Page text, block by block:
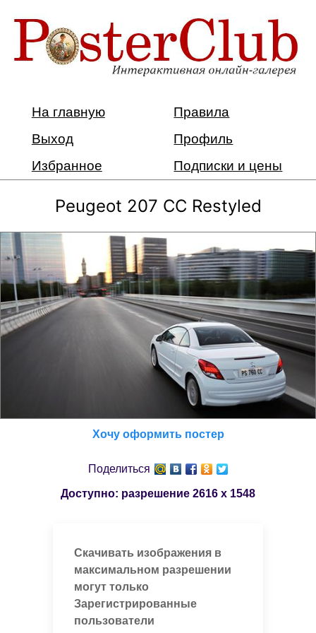
На главную
Правила
Выход
Профиль
Избранное
Подписки и цены
Peugeot 207 CC Restyled
Хочу оформить постер
Поделиться
Доступно: разрешение 2616 x 1548
Скачивать изображения в
максимальном разрешении
могут только
Зарегистрированные
пользователи